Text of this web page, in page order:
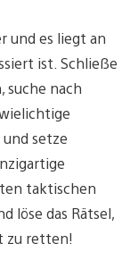
und es liegt an
ist. Schließe
suche nach
setze
taktischen
löse das Rätsel,
zu retten!